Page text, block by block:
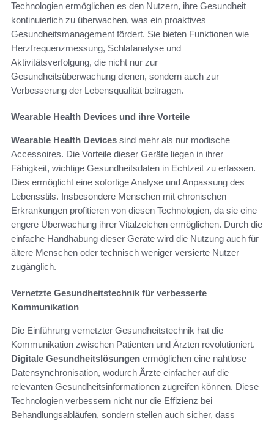
Technologien ermöglichen es den Nutzern, ihre Gesundheit
kontinuierlich zu überwachen, was ein proaktives
Gesundheitsmanagement fördert. Sie bieten Funktionen wie
Herzfrequenzmessung, Schlafanalyse und
Aktivitätsverfolgung, die nicht nur zur
Gesundheitsüberwachung dienen, sondern auch zur
Verbesserung der Lebensqualität beitragen.
Wearable Health Devices und ihre Vorteile
Wearable Health Devices sind mehr als nur modische
Accessoires. Die Vorteile dieser Geräte liegen in ihrer
Fähigkeit, wichtige Gesundheitsdaten in Echtzeit zu erfassen.
Dies ermöglicht eine sofortige Analyse und Anpassung des
Lebensstils. Insbesondere Menschen mit chronischen
Erkrankungen profitieren von diesen Technologien, da sie eine
engere Überwachung ihrer Vitalzeichen ermöglichen. Durch die
einfache Handhabung dieser Geräte wird die Nutzung auch für
ältere Menschen oder technisch weniger versierte Nutzer
zugänglich.
Vernetzte Gesundheitstechnik für verbesserte
Kommunikation
Die Einführung vernetzter Gesundheitstechnik hat die
Kommunikation zwischen Patienten und Ärzten revolutioniert.
Digitale Gesundheitslösungen ermöglichen eine nahtlose
Datensynchronisation, wodurch Ärzte einfacher auf die
relevanten Gesundheitsinformationen zugreifen können. Diese
Technologien verbessern nicht nur die Effizienz bei
Behandlungsabläufen, sondern stellen auch sicher, dass